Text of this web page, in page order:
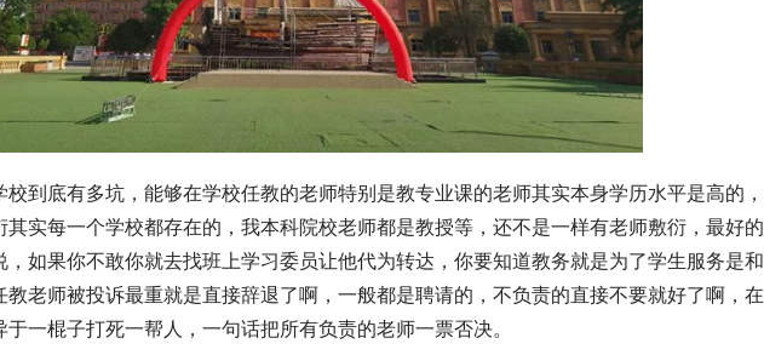
到底有多坑，能够在学校任教的老师特别是教专业课的老师其实本身学历水平是高的，
其实每一个学校都存在的，我本科院校老师都是教授等，还不是一样有老师敷衍，最好的
，如果你不敢你就去找班上学习委员让他代为转达，你要知道教务就是为了学生服务是和
老师被投诉最重就是直接辞退了啊，一般都是聘请的，不负责的直接不要就好了啊，在
一棍子打死一帮人，一句话把所有负责的老师一票否决。